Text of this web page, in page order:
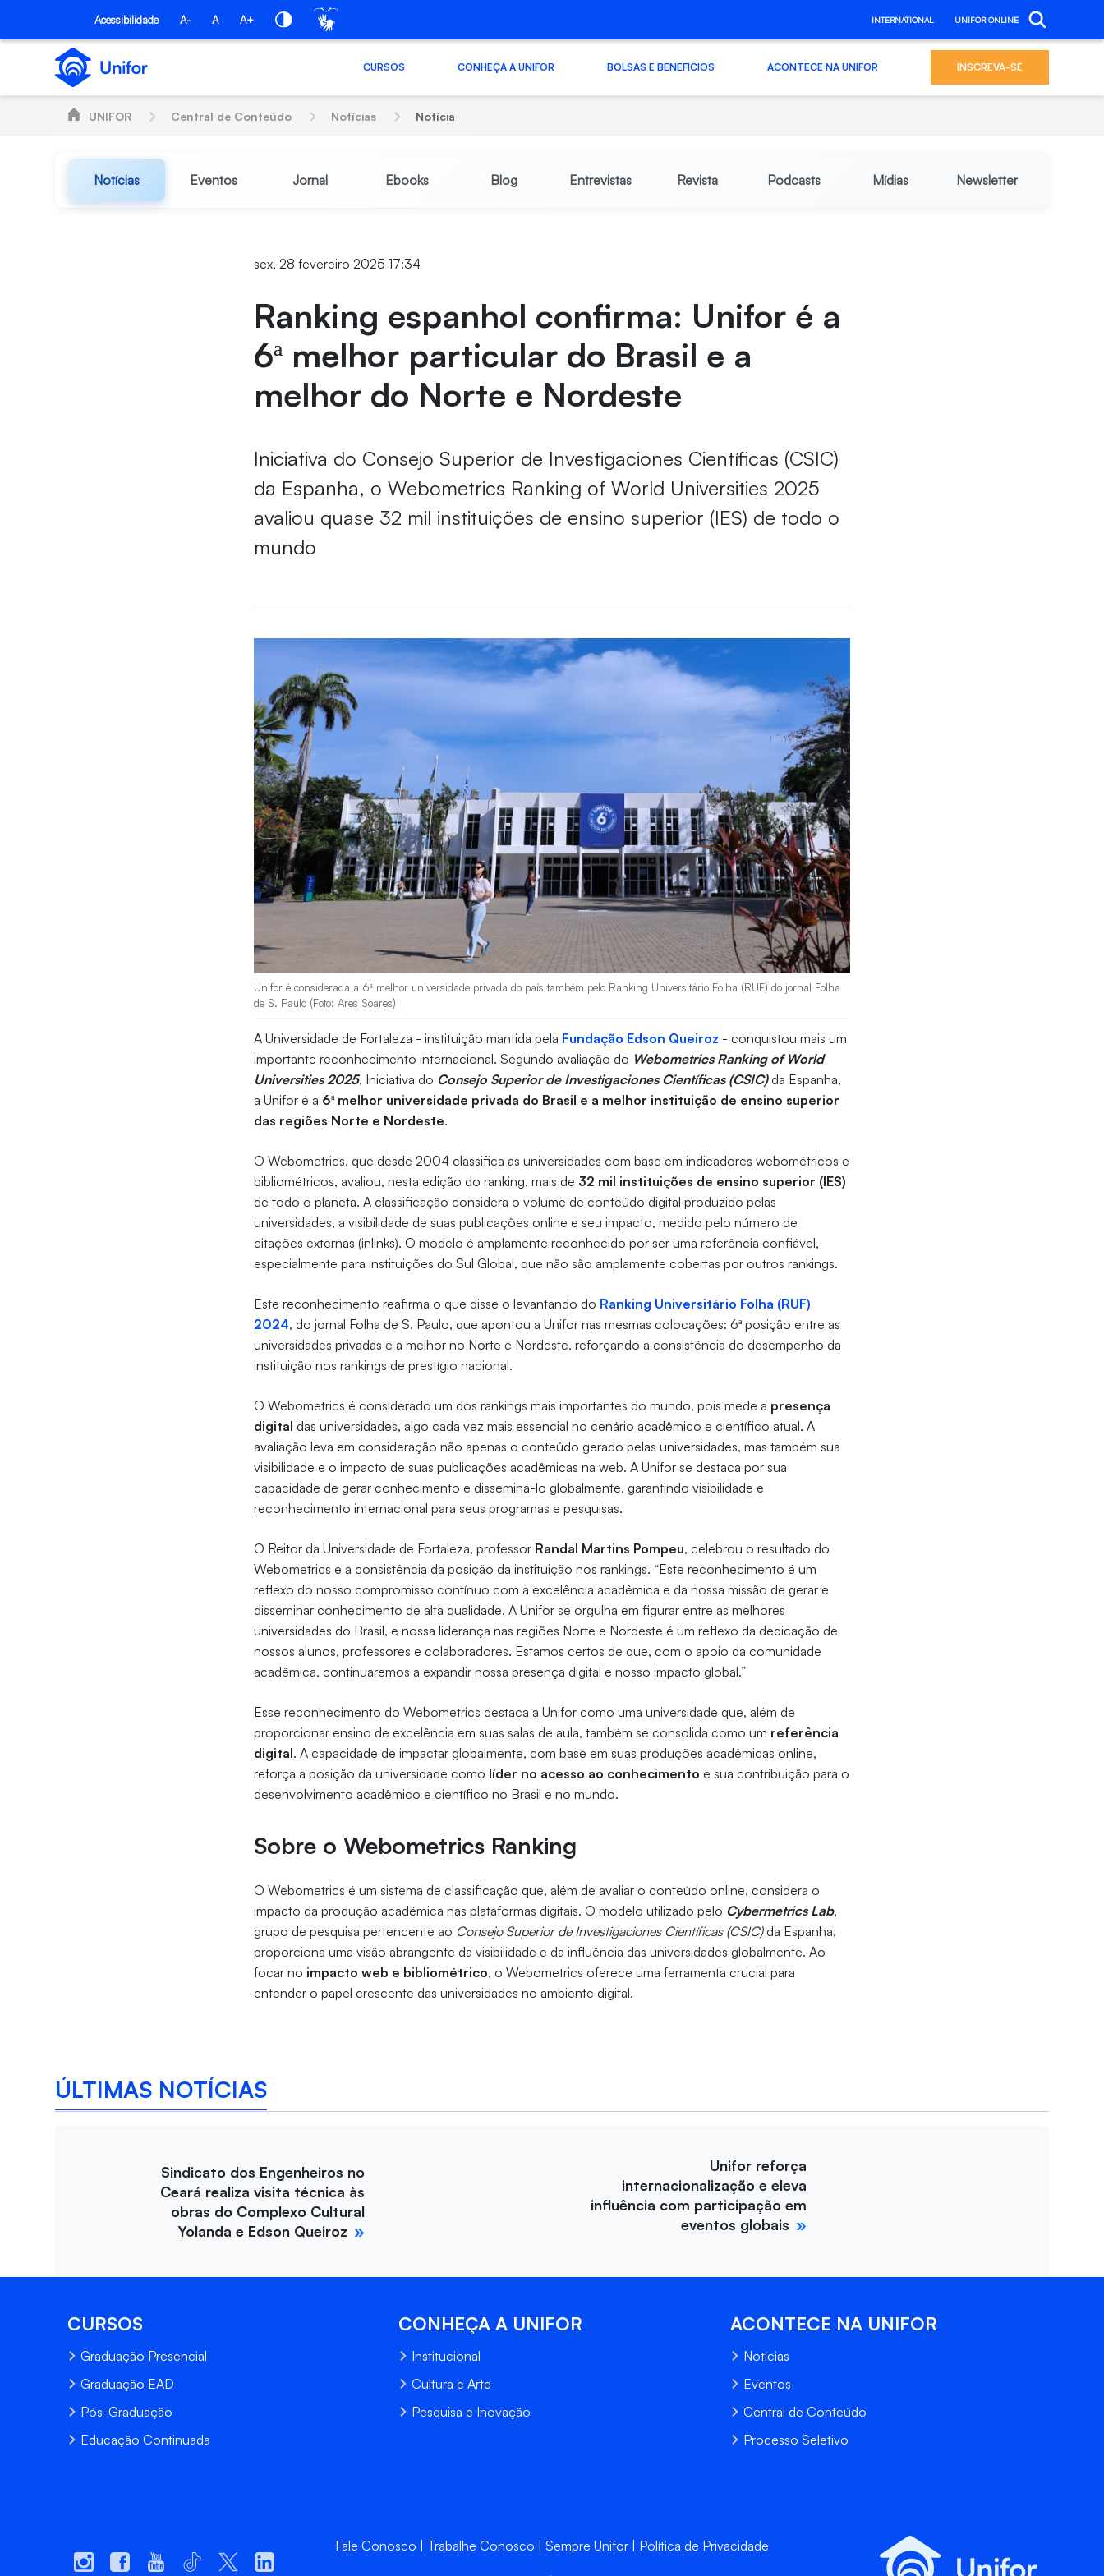
Pular para o Conteúdo principal
Acessibilidade A- A A+ INTERNATIONAL UNIFOR ONLINE
CURSOS CONHEÇA A UNIFOR BOLSAS E BENEFÍCIOS ACONTECE NA UNIFOR INSCREVA-SE
UNIFOR Central de Conteúdo Notícias Notícia
Notícias Eventos Jornal Ebooks Blog Entrevistas Revista Podcasts Mídias Newsletter
sex, 28 fevereiro 2025 17:34
Ranking espanhol confirma: Unifor é a
6ª melhor particular do Brasil e a
melhor do Norte e Nordeste
Iniciativa do Consejo Superior de Investigaciones Científicas (CSIC)
da Espanha, o Webometrics Ranking of World Universities 2025
avaliou quase 32 mil instituições de ensino superior (IES) de todo o
mundo
Unifor é considerada a 6ª melhor universidade privada do país também pelo Ranking Universitário Folha (RUF) do jornal Folha
de S. Paulo (Foto: Ares Soares)
A Universidade de Fortaleza - instituição mantida pela Fundação Edson Queiroz - conquistou mais um
importante reconhecimento internacional. Segundo avaliação do Webometrics Ranking of World
Universities 2025, Iniciativa do Consejo Superior de Investigaciones Científicas (CSIC) da Espanha,
a Unifor é a 6ª melhor universidade privada do Brasil e a melhor instituição de ensino superior
das regiões Norte e Nordeste.
O Webometrics, que desde 2004 classifica as universidades com base em indicadores webométricos e
bibliométricos, avaliou, nesta edição do ranking, mais de 32 mil instituições de ensino superior (IES)
de todo o planeta. A classificação considera o volume de conteúdo digital produzido pelas
universidades, a visibilidade de suas publicações online e seu impacto, medido pelo número de
citações externas (inlinks). O modelo é amplamente reconhecido por ser uma referência confiável,
especialmente para instituições do Sul Global, que não são amplamente cobertas por outros rankings.
Este reconhecimento reafirma o que disse o levantando do Ranking Universitário Folha (RUF)
2024, do jornal Folha de S. Paulo, que apontou a Unifor nas mesmas colocações: 6ª posição entre as
universidades privadas e a melhor no Norte e Nordeste, reforçando a consistência do desempenho da
instituição nos rankings de prestígio nacional.
O Webometrics é considerado um dos rankings mais importantes do mundo, pois mede a presença
digital das universidades, algo cada vez mais essencial no cenário acadêmico e científico atual. A
avaliação leva em consideração não apenas o conteúdo gerado pelas universidades, mas também sua
visibilidade e o impacto de suas publicações acadêmicas na web. A Unifor se destaca por sua
capacidade de gerar conhecimento e disseminá-lo globalmente, garantindo visibilidade e
reconhecimento internacional para seus programas e pesquisas.
O Reitor da Universidade de Fortaleza, professor Randal Martins Pompeu, celebrou o resultado do
Webometrics e a consistência da posição da instituição nos rankings. “Este reconhecimento é um
reflexo do nosso compromisso contínuo com a excelência acadêmica e da nossa missão de gerar e
disseminar conhecimento de alta qualidade. A Unifor se orgulha em figurar entre as melhores
universidades do Brasil, e nossa liderança nas regiões Norte e Nordeste é um reflexo da dedicação de
nossos alunos, professores e colaboradores. Estamos certos de que, com o apoio da comunidade
acadêmica, continuaremos a expandir nossa presença digital e nosso impacto global.”
Esse reconhecimento do Webometrics destaca a Unifor como uma universidade que, além de
proporcionar ensino de excelência em suas salas de aula, também se consolida como um referência
digital. A capacidade de impactar globalmente, com base em suas produções acadêmicas online,
reforça a posição da universidade como líder no acesso ao conhecimento e sua contribuição para o
desenvolvimento acadêmico e científico no Brasil e no mundo.
Sobre o Webometrics Ranking
O Webometrics é um sistema de classificação que, além de avaliar o conteúdo online, considera o
impacto da produção acadêmica nas plataformas digitais. O modelo utilizado pelo Cybermetrics Lab,
grupo de pesquisa pertencente ao Consejo Superior de Investigaciones Científicas (CSIC)da Espanha,
proporciona uma visão abrangente da visibilidade e da influência das universidades globalmente. Ao
focar no impacto web e bibliométrico, o Webometrics oferece uma ferramenta crucial para
entender o papel crescente das universidades no ambiente digital.
ÚLTIMAS NOTÍCIAS
Sindicato dos Engenheiros no
Ceará realiza visita técnica às
obras do Complexo Cultural
Yolanda e Edson Queiroz
Unifor reforça
internacionalização e eleva
influência com participação em
eventos globais
CURSOS
Graduação Presencial
Graduação EAD
Pós-Graduação
Educação Continuada
CONHEÇA A UNIFOR
Institucional
Cultura e Arte
Pesquisa e Inovação
ACONTECE NA UNIFOR
Notícias
Eventos
Central de Conteúdo
Processo Seletivo
Fale Conosco Trabalhe Conosco Sempre Unifor Política de Privacidade